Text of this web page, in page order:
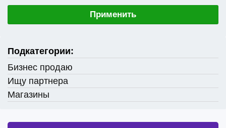
Применить
Подкатегории:
Бизнес продаю
Ищу партнера
Магазины